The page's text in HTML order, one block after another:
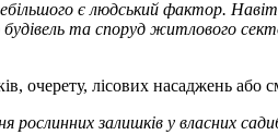
є людський фактор.
та споруд житлового
очерету, лісових насаджень або
рослинних залишків у власних